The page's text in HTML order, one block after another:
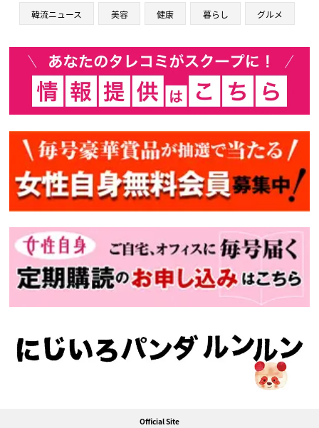
韓流ニュース 美容 健康 暮らし グルメ
Official Site